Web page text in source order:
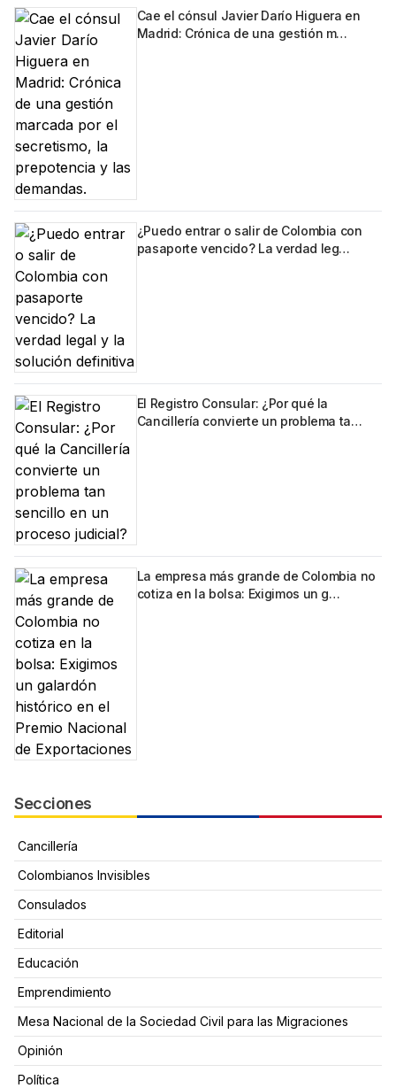
Cae el cónsul Javier Darío Higuera en
Madrid: Crónica de una gestión m…
¿Puedo entrar o salir de Colombia con
pasaporte vencido? La verdad leg…
El Registro Consular: ¿Por qué la
Cancillería convierte un problema ta…
La empresa más grande de Colombia no
cotiza en la bolsa: Exigimos un g…
Secciones
Cancillería
Colombianos Invisibles
Consulados
Editorial
Educación
Emprendimiento
Mesa Nacional de la Sociedad Civil para las Migraciones
Opinión
Política